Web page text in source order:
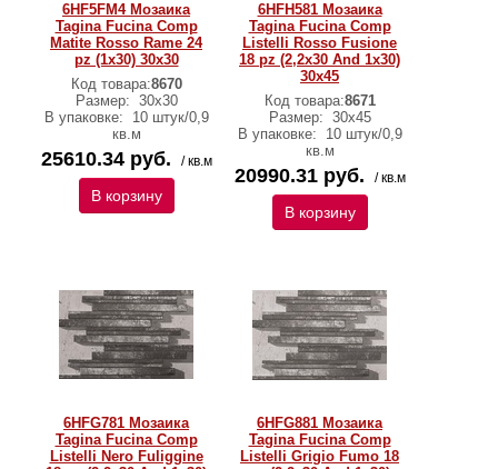
6HF5FM4 Мозаика
Tagina Fucina Comp
Matite Rosso Rame 24
pz (1x30) 30x30
Код товара:8670
Размер: 30x30
В упаковке:
10 штук/0,9
кв.м
25610.34 руб. / кв.м
В корзину
6HFH581 Мозаика
Tagina Fucina Comp
Listelli Rosso Fusione
18 pz (2,2x30 And 1x30)
30x45
Код товара:8671
Размер: 30x45
В упаковке:
10 штук/0,9
кв.м
20990.31 руб. / кв.м
В корзину
6HFG781 Мозаика
Tagina Fucina Comp
Listelli Nero Fuliggine
6HFG881 Мозаика
Tagina Fucina Comp
Listelli Grigio Fumo 18